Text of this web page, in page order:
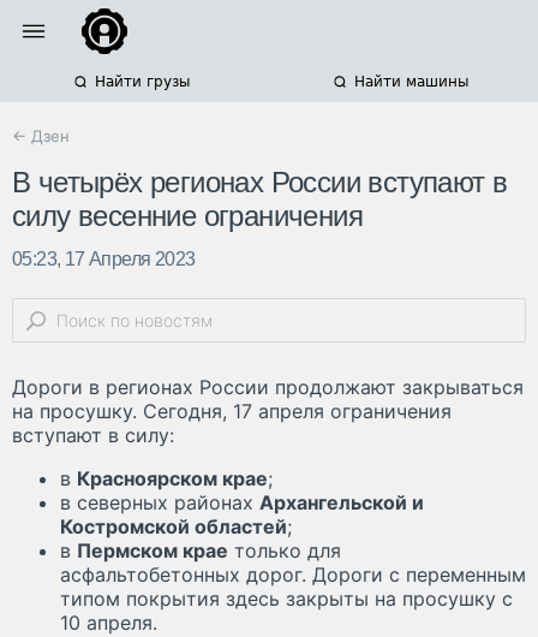
Найти грузы Найти машины
← Дзен
В четырёх регионах России вступают в
силу весенние ограничения
05:23, 17 Апреля 2023
Дороги в регионах России продолжают закрываться
на просушку. Сегодня, 17 апреля ограничения
вступают в силу:
в Красноярском крае;
в северных районах Архангельской и
Костромской областей;
в Пермском крае только для
асфальтобетонных дорог. Дороги с переменным
типом покрытия здесь закрыты на просушку с
10 апреля.